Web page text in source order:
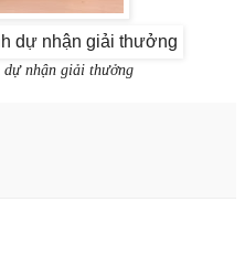
dự nhận giải thưởng